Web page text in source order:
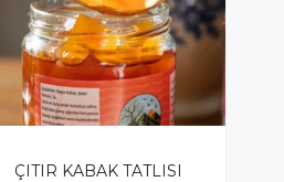
ÇITIR KABAK TATLISI